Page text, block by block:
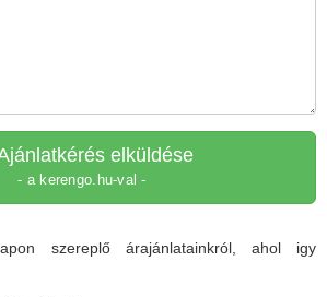
elküldése
- a kerengo.hu-val -
szereplő árajánlatainkról, ahol igy